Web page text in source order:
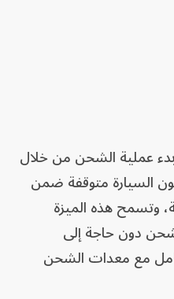
عملية الشحن من خلال
السيارة متوقفة ضمن
وتسمح هذه الميزة
دون حاجة إلى
مع معدات الشحن